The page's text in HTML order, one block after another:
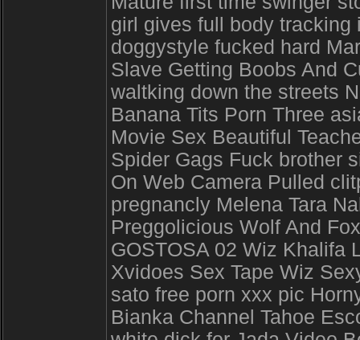
girl gives full body
doggystyle fucked hard
Slave Getting Boobs And
waltking down the streets
Banana Tits Porn Three
Movie Sex Beautiful
Spider Gags Fuck brother
On Web Camera Pulled
pregnancly Melena Tara
Preggolicious Wolf And
GOSTOSA 02 Wiz Khalifa
Xvidoes Sex Tape Wiz
sato free porn xxx pic
Bianka Channel Tahoe